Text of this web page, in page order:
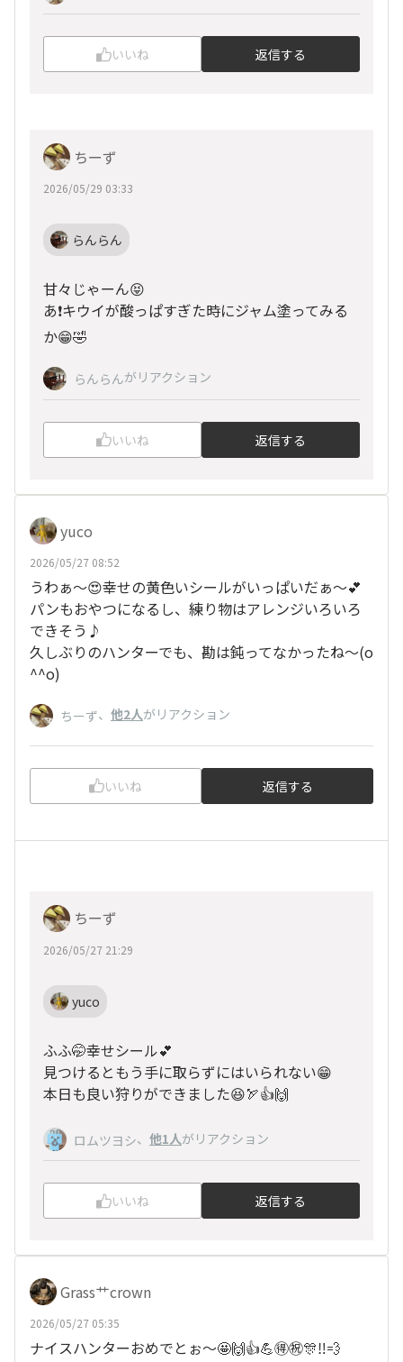
いいね 返信する
ちーず
2026/05/29 03:33
らんらん
甘々じゃーん😝
あ❗️キウイが酸っぱすぎた時にジャム塗ってみる
か😁🤣
らんらんがリアクション
いいね 返信する
yuco
2026/05/27 08:52
うわぁ〜😍幸せの黄色いシールがいっぱいだぁ〜💕
パンもおやつになるし、練り物はアレンジいろいろ
できそう♪
久しぶりのハンターでも、勘は鈍ってなかったね〜(o
^^o)
ちーず、 他2人がリアクション
いいね 返信する
ちーず
2026/05/27 21:29
yuco
ふふ🤭幸せシール💕
見つけるともう手に取らずにはいられない😁
本日も良い狩りができました😆🏹👍🙌
ロムツヨシ、 他1人がリアクション
いいね 返信する
Grass艹crown
2026/05/27 05:35
ナイスハンターおめでとぉ〜🤩🙌👍💪🉐㊗️🎊‼️💨